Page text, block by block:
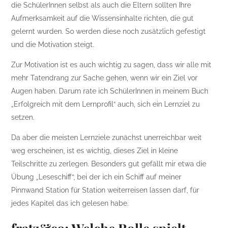
die SchülerInnen selbst als auch die Eltern sollten Ihre
Aufmerksamkeit auf die Wissensinhalte richten, die gut
gelernt wurden. So werden diese noch zusätzlich gefestigt
und die Motivation steigt.
Zur Motivation ist es auch wichtig zu sagen, dass wir alle mit
mehr Tatendrang zur Sache gehen, wenn wir ein Ziel vor
Augen haben. Darum rate ich SchülerInnen in meinem Buch
„Erfolgreich mit dem Lernprofil“ auch, sich ein Lernziel zu
setzen.
Da aber die meisten Lernziele zunächst unerreichbar weit
weg erscheinen, ist es wichtig, dieses Ziel in kleine
Teilschritte zu zerlegen. Besonders gut gefällt mir etwa die
Übung „Leseschiff“, bei der ich ein Schiff auf meiner
Pinnwand Station für Station weiterreisen lassen darf, für
jedes Kapitel das ich gelesen habe.